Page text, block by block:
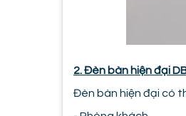
2. Đèn bàn hiện đại
Đèn bàn hiện đại có